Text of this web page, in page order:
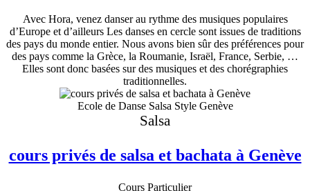
Avec Hora, venez danser au rythme des musiques populaires
d’Europe et d’ailleurs Les danses en cercle sont issues de traditions
des pays du monde entier. Nous avons bien sûr des préférences pour
des pays comme la Grèce, la Roumanie, Israël, France, Serbie, …
Elles sont donc basées sur des musiques et des chorégraphies
traditionnelles.
Ecole de Danse Salsa Style Genève
Salsa
cours privés de salsa et bachata à Genève
Cours Particulier